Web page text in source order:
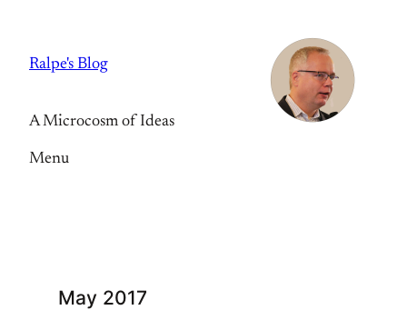
content
Ralpe's Blog
A Microcosm of Ideas
Menu
May 2017